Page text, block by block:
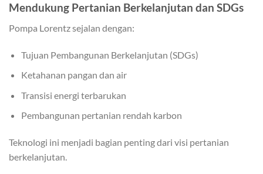
Mendukung Pertanian Berkelanjutan dan SDGs
Pompa Lorentz sejalan dengan:
Tujuan Pembangunan Berkelanjutan (SDGs)
Ketahanan pangan dan air
Transisi energi terbarukan
Pembangunan pertanian rendah karbon
Teknologi ini menjadi bagian penting dari visi pertanian
berkelanjutan.